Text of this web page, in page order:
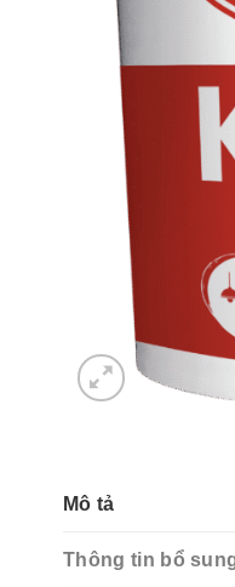
Mô tả
Thông tin bổ